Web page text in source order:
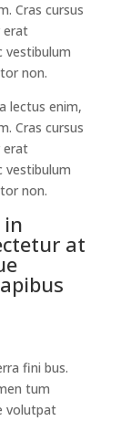
Cras cursus
erat
vestibulum
non.
lectus enim,
Cras cursus
erat
vestibulum
non.
in
at
fini bus.
tum
volutpat